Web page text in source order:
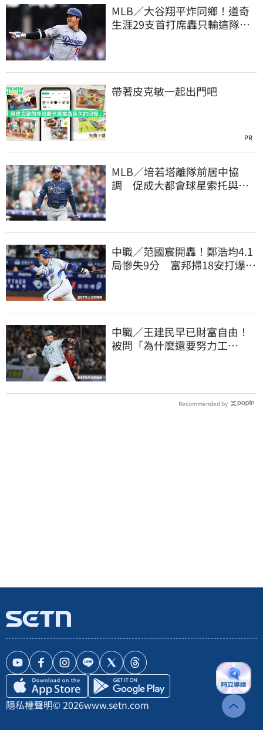
MLB／大谷翔平炸同鄉！道奇
生涯29支首打席轟只輸這隊
帶著皮克敏一起出門吧
PR
MLB／培若塔離隊前居中協
調 促成大都會球星索托與林
中職／范國宸開轟！鄭浩均4.1
局慘失9分 富邦掃18安打爆兄
中職／王建民早已財富自由！
被問「為什麼還要努力工
Recommended by
隱私權聲明© 2026www.setn.com